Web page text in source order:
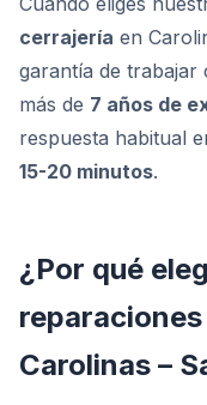
cerrajería en
garantía de
más de 7 años de
respuesta habitual
15-20 minutos.
¿Por qué
Carolinas –